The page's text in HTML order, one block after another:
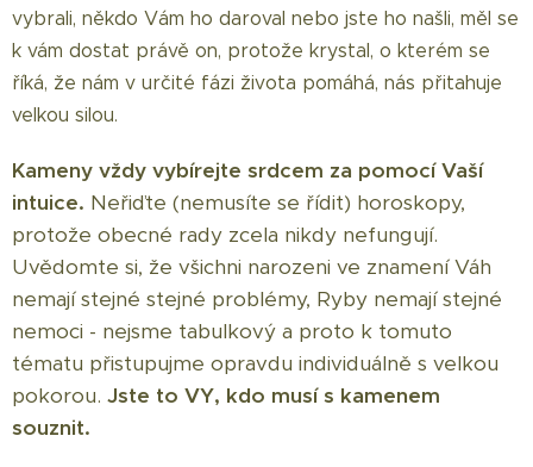
vybrali, někdo Vám ho daroval nebo jste ho našli, měl se
k vám dostat právě on, protože krystal, o kterém se
říká, že nám v určité fázi života pomáhá, nás přitahuje
velkou silou.
Kameny vždy vybírejte srdcem za pomocí Vaší
intuice. Neřiďte (nemusíte se řídit) horoskopy,
protože obecné rady zcela nikdy nefungují.
Uvědomte si, že všichni narozeni ve znamení Váh
nemají stejné stejné problémy, Ryby nemají stejné
nemoci - nejsme tabulkový a proto k tomuto
tématu přistupujme opravdu individuálně s velkou
pokorou. Jste to VY, kdo musí s kamenem
souznit.